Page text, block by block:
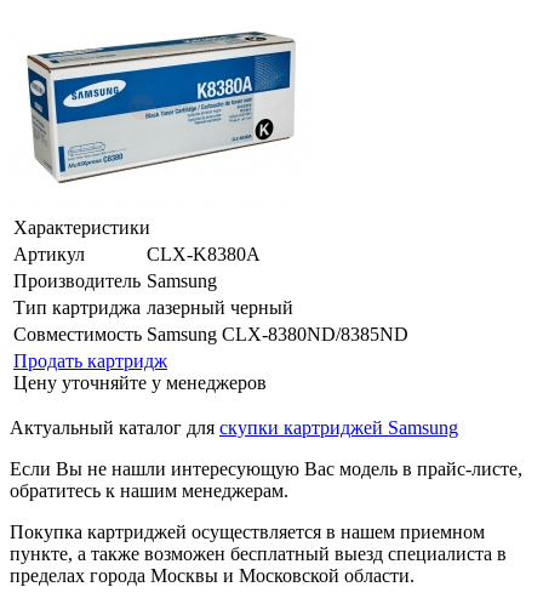
Характеристики
Артикул
CLX-K8380A
Производитель Samsung
Тип картриджа лазерный черный
Совместимость Samsung CLX-8380ND/8385ND
Продать картридж
Цену уточняйте у менеджеров
Актуальный каталог для скупки картриджей Samsung
Если Вы не нашли интересующую Вас модель в прайс-листе,
обратитесь к нашим менеджерам.
Покупка картриджей осуществляется в нашем приемном
пункте, а также возможен бесплатный выезд специалиста в
пределах города Москвы и Московской области.